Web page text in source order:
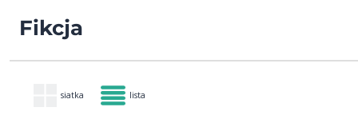
Fikcja
siatka lista